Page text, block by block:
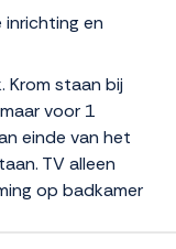
inrichting en
Krom staan bij
voor 1
einde van het
TV alleen
op badkamer